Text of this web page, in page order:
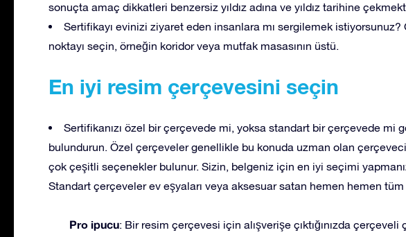
sonuçta amaç dikkatleri benzersiz yıldız adına ve yıldız tarihine
Sertifikayı evinizi ziyaret eden insanlara mı sergilemek
noktayı seçin, örneğin koridor veya mutfak masasının üstü.
En iyi resim çerçevesini seçin
Sertifikanızı özel bir çerçevede mi, yoksa standart bir çerçevede mi
bulundurun. Özel çerçeveler genellikle bu konuda uzman olan
çok çeşitli seçenekler bulunur. Sizin, belgeniz için en iyi seçimi
Standart çerçeveler ev eşyaları veya aksesuar satan hemen hemen tüm
Pro ipucu: Bir resim çerçevesi için alışverişe çıktığınızda